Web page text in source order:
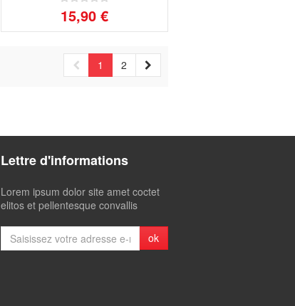
15,90 €
1 2
Lettre d'informations
Lorem ipsum dolor site amet coctet
elitos et pellentesque convallis
ok